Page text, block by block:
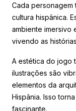
Cada personagem
cultura hispânica.
ambiente imersivo
vivendo as
A estética do jogo
ilustrações são
elementos da
Hispânia. Isso
fascinante.